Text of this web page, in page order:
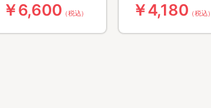
￥6,600 （税込） ￥4,180 （税込）